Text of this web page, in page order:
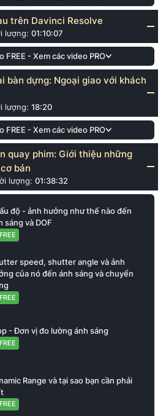
trên Davinci Resolve
lượng: 01:10:07
FREE - Xem các video PRO
bàn dựng: Ngoại giao với khách
lượng: 18:20
FREE - Xem các video PRO
quay phim: Giới thiệu những
bản
lượng: 01:38:32
độ - ảnh hưởng như thế nào đến
sáng và DOF
speed, shutter angle và ảnh
của nó đến ánh sáng và chuyển
- Đơn vị đo lường ánh sáng
Range và tại sao bạn cần phải